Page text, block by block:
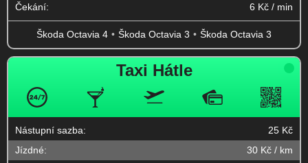
Čekání:
6 Kč / min
Škoda Octavia 4 Škoda Octavia 3 Škoda Octavia 3
Taxi Hátle
Nástupní sazba:
25 Kč
Jízdné:
30 Kč / km